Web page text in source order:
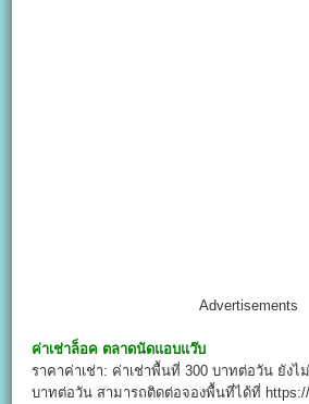
Advertisements
ค่าเช่าล็อค ตลาดนัดแอบแว๊บ
ราคาค่าเช่า: ค่าเช่าพื้นที่ 300 บาทต่อวัน ยังไ
บาทต่อวัน สามารถติดต่อจองพื้นที่ได้ที่ https://